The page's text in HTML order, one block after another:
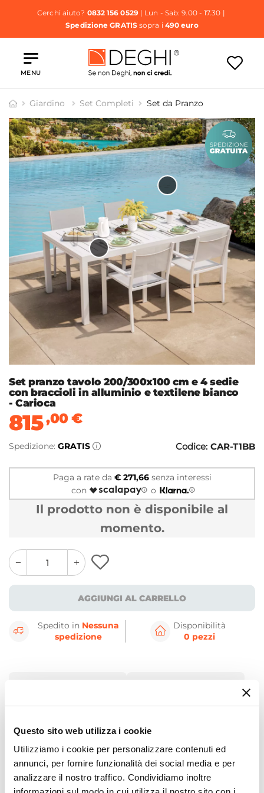
Questo sito web utilizza i cookie
Utilizziamo i cookie per personalizzare contenuti ed
annunci, per fornire funzionalità dei social media e per
analizzare il nostro traffico. Condividiamo inoltre
Cerchi aiuto? 0832 156 0529| Lun - Sab: 9.00 - 17.30 |
Spedizione GRATISsopra i 490 euro
MENU
Giardino Set Completi Set da Pranzo
Set pranzo tavolo 200/300x100 cm e 4 sedie
con braccioli in alluminio e textilene bianco
- Carioca
815,00€
Spedizione: GRATIS Codice: CAR-T1BB
Paga a rate da € 271,66senza interessi
con
o
Il prodotto non è disponibile al
momento.
quantity
button
quantity
minus
button
AGGIUNGI AL CARRELLO
Spedito in Nessuna
spedizione
Disponibilità
0 pezzi
Quando arriva la bella stagione e gli amici si
presentano a casa per rilassarsi al fresco in
terrazza o in veranda allora la scelta è una, ed